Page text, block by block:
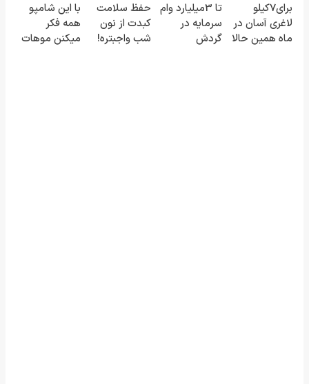
امشب)
مو
ویژه)
میلیون
تومان!!!
برای7کیلو
لاغری آسان در
ماه همین حالا
تا 3میلیارد وام
سرمایه در
گردش
حفظ سلامت
کبدت از نون
شب واجبتره!
با این شامپو
همه فکر
میکنن موهات